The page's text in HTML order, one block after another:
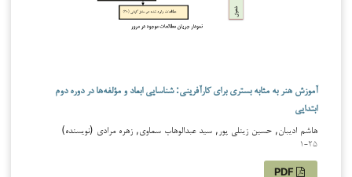
آموزش هنر به مثابه بستری برای کارآفرینی: شناسایی ابعاد و مؤلفه‌ها در دوره دوم
ابتدایی
هاشم ادیبان, حسین زینلی پور, سید عبدالوهاب سماوی, زهره مرادی (نویسنده)
1-25